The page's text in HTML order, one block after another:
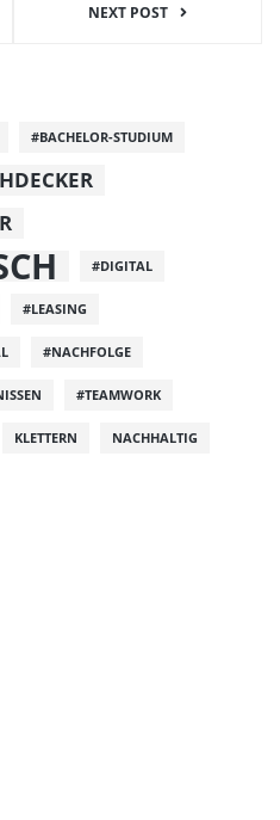
NEXT POST
#BACHELOR-STUDIUM
#DIGITAL
#LEASING
#NACHFOLGE
#TEAMWORK
KLETTERN NACHHALTIG